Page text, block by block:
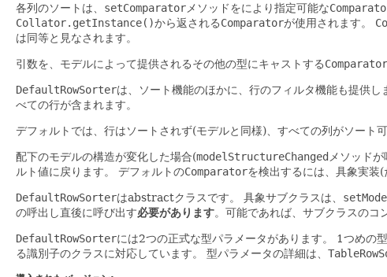
各列のソートは、 setComparator メソッドをにより指定可能な
Collator.getInstance()から返されるComparatorが使用されます。
は同等と見なされます。
引数を、モデルによって提供されるその他の型にキャストするComparator
DefaultRowSorterは、ソート機能のほかに、行のフィルタ機能も提供し
べての行が含まれます。
デフォルトでは、行はソートされず(モデルと同様)、すべての列がソート可
配下のモデルの構造が変化した場合(modelStructureChanged メソッド
ルト値に戻ります。
デフォルトのComparatorを検出するには、具象実装(
DefaultRowSorterはabstractクラスです。 具象サブクラスは、
の呼出し直後に呼び出す必要があります。可能であれば、サブクラスのコ
DefaultRowSorterには2つの正式な型パラメータがあります。 1つめの
る識別子のクラスに対応しています。
型パラメータの詳細は、